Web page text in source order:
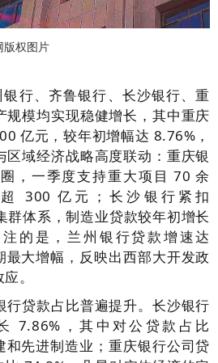
权图片
银行、齐鲁银行、长沙银行、重
规模均实现稳健增长，其中重庆
亿元，较年初增幅达 8.76%，
区域经济战略高度联动：重庆银
，一季度支持重大项目 70 余
300 亿元；长沙银行紧扣
体系，制造业贷款较年初增长
的是，兰州银行贷款增速达
大增幅，反映出西部大开发政
。
行贷款占比普遍提升。长沙银行
7.86%，其中对公贷款占比
先进制造业；重庆银行公司贷